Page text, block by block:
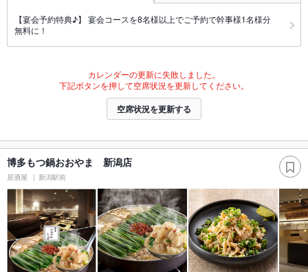
【宴会予約特典♪】 宴会コースを8名様以上でご予約で幹事様1名様分
無料に！
カレンダーの更新に失敗しました。
下記ボタンを押して空席状況を更新してください。
空席状況を更新する
博多もつ鍋おおやま 新潟店
居酒屋 新潟駅前